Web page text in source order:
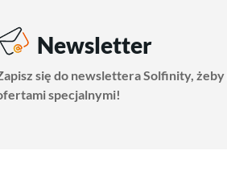
Newsletter
się do newslettera Solfinity,
specjalnymi!